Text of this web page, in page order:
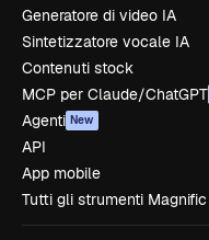
Generatore di video IA
Sintetizzatore vocale IA
Contenuti stock
MCP per Claude/ChatGPT
Agenti New
API
App mobile
Tutti gli strumenti Magnific